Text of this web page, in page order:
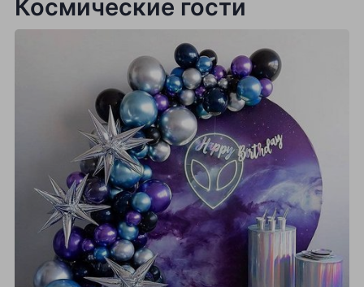
Космические гости